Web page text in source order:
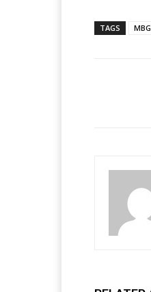
TAGS MBG